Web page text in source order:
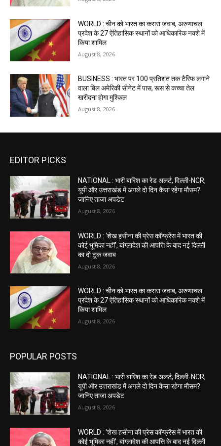
WORLD : चीन को भारत का करारा जवाब, अरुणाचल
प्रदेश के 27 ऐतिहासिक स्थानों को आधिकारिक नक्शे में
किया शामिल
August 8, 2026
BUSINESS : भारत पर 100 प्रतिशत तक टैरिफ लगाने
वाला बिल अमेरिकी सीनेट में पास, रूस से कच्चा तेल
खरीदना होगा मुश्किल
August 8, 2026
EDITOR PICKS
NATIONAL : भारी बारिश का रेड अलर्ट, दिल्ली-NCR,
यूपी और उत्तराखंड में अगले दो दिन कैसा रहेगा मौसम?
जानिए ताजा अपडेट
August 8, 2026
WORLD : ‘शेख हसीना की प्रेस कॉन्फ्रेंस में भारत की
कोई भूमिका नहीं’, बांग्लादेश की आपत्ति के बाद नई दिल्ली
का दो टूक जवाब
August 8, 2026
WORLD : चीन को भारत का करारा जवाब, अरुणाचल
प्रदेश के 27 ऐतिहासिक स्थानों को आधिकारिक नक्शे में
किया शामिल
August 8, 2026
POPULAR POSTS
NATIONAL : भारी बारिश का रेड अलर्ट, दिल्ली-NCR,
यूपी और उत्तराखंड में अगले दो दिन कैसा रहेगा मौसम?
जानिए ताजा अपडेट
August 8, 2026
WORLD : ‘शेख हसीना की प्रेस कॉन्फ्रेंस में भारत की
कोई भूमिका नहीं’, बांग्लादेश की आपत्ति के बाद नई दिल्ली